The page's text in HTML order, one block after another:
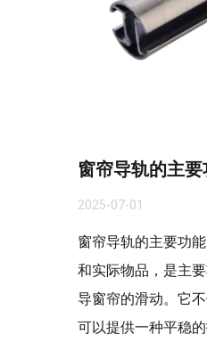
窗帘导轨的主
2025-07-01
窗帘导轨的主要功
和实际物品，是主
导窗帘的滑动。它
可以提供一种平稳的